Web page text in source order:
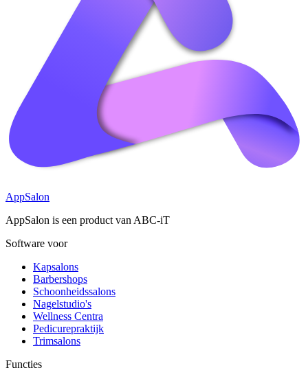
AppSalon
AppSalon is een product van ABC-iT
Software voor
Kapsalons
Barbershops
Schoonheidssalons
Nagelstudio's
Wellness Centra
Pedicurepraktijk
Trimsalons
Functies